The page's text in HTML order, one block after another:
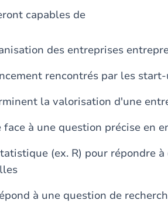
capables de
des entreprises
rencontrés par les
la valorisation d'une
à une question précise en
(ex. R) pour répondre
à une question de